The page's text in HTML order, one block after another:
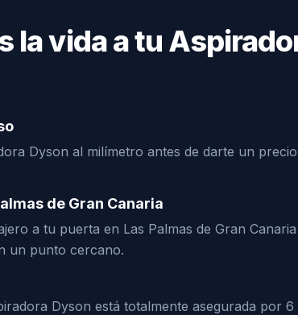
la vida a tu
Dyson al milímetro antes de darte un precio
de Gran Canaria
a tu puerta en Las Palmas de Gran
un punto cercano.
Dyson está totalmente asegurada por 6